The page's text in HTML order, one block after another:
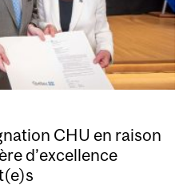
CHU en raison
d’excellence